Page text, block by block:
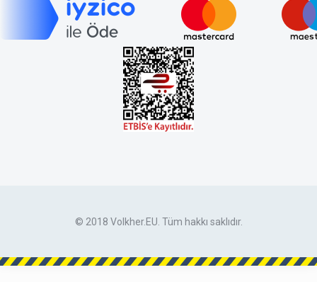
© 2018 Volkher.EU. Tüm hakkı saklıdır.